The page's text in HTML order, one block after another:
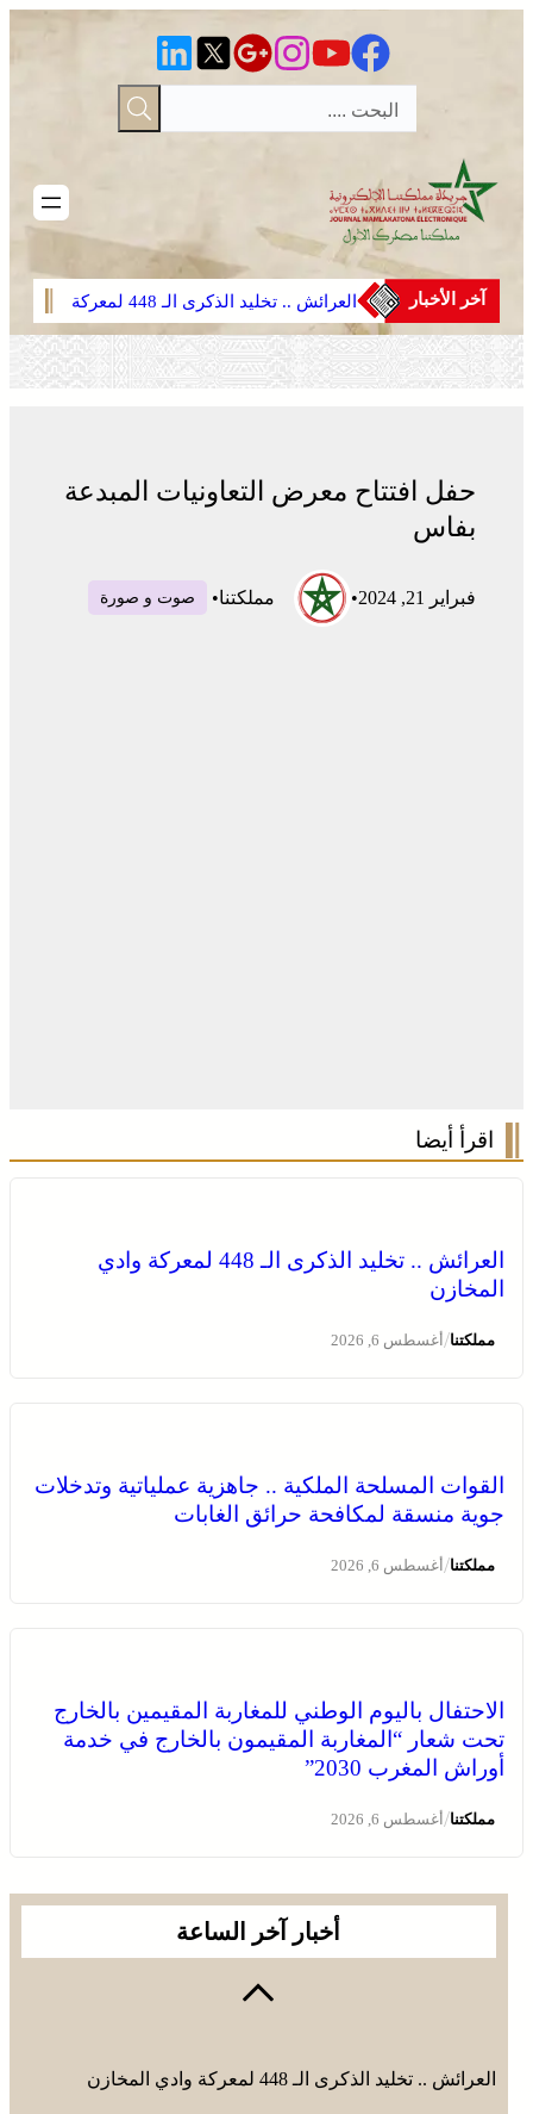
آخر الأخبار
العرائش .. تخليد الذكرى الـ 448 لمعركة
وادي المخازن
حفل افتتاح معرض التعاونيات المبدعة
بفاس
فبراير 21, 2024 • مملكتنا• صوت و صورة
اقرأ أيضا
العرائش .. تخليد الذكرى الـ 448 لمعركة وادي
المخازن
مملكتنا/أغسطس 6, 2026
القوات المسلحة الملكية .. جاهزية عملياتية وتدخلات
جوية منسقة لمكافحة حرائق الغابات
مملكتنا/أغسطس 6, 2026
الاحتفال باليوم الوطني للمغاربة المقيمين بالخارج
تحت شعار “المغاربة المقيمون بالخارج في خدمة
أوراش المغرب 2030”
مملكتنا/أغسطس 6, 2026
أخبار آخر الساعة
العرائش .. تخليد الذكرى الـ 448 لمعركة وادي المخازن